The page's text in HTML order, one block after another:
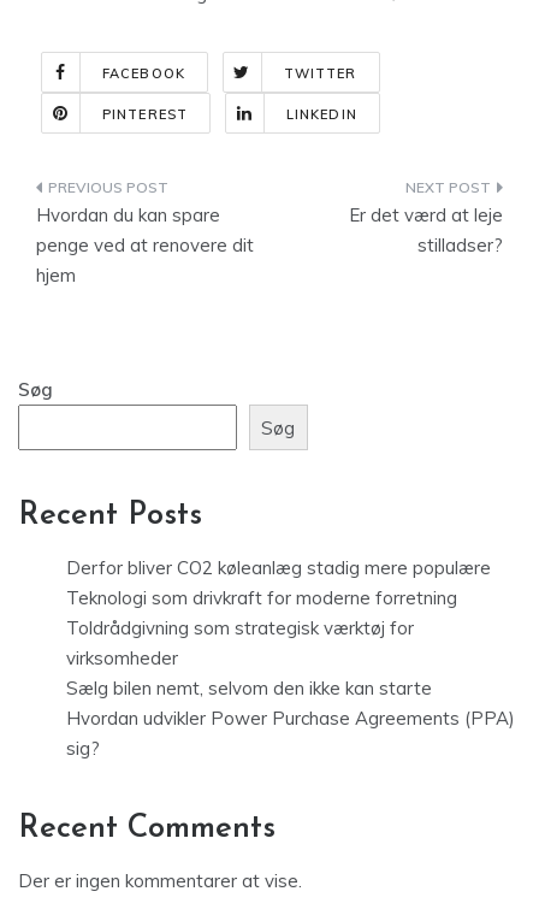
FACEBOOK TWITTER
PINTEREST LINKEDIN
Indlægsnavigation
Hvordan du kan spare
penge ved at renovere dit
hjem
Er det værd at leje
stilladser?
Søg
Søg
Recent Posts
Derfor bliver CO2 køleanlæg stadig mere populære
Teknologi som drivkraft for moderne forretning
Toldrådgivning som strategisk værktøj for
virksomheder
Sælg bilen nemt, selvom den ikke kan starte
Hvordan udvikler Power Purchase Agreements (PPA)
sig?
Recent Comments
Der er ingen kommentarer at vise.